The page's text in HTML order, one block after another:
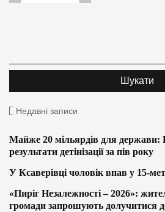
Недавні записи
Майже 20 мільярдів для держави:
результати детінізації за пів року
У Ксаверівці чоловік впав у 15-
«Пиріг Незалежності – 2026»:
громади запрошують долучитися